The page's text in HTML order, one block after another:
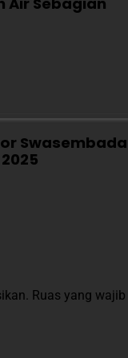
Swasembada
Ruas yang wajib